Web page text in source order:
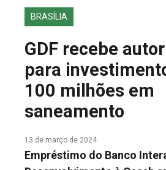
EDIÇÕES ANTERIORES
FALE CONOSCO
BRASÍLIA
GDF recebe
para
100 milhões em
saneamento
13 de março de 2024
Empréstimo do Banco